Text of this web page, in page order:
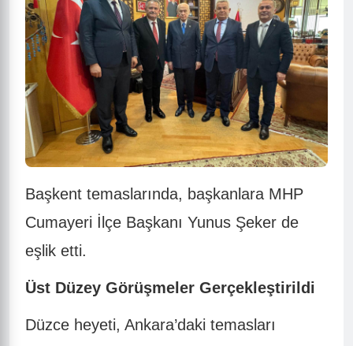
Başkent temaslarında, başkanlara MHP
Cumayeri İlçe Başkanı Yunus Şeker de
eşlik etti.
Üst Düzey Görüşmeler Gerçekleştirildi
Düzce heyeti, Ankara’daki temasları